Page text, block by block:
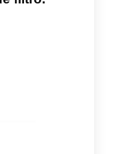
y crea tu